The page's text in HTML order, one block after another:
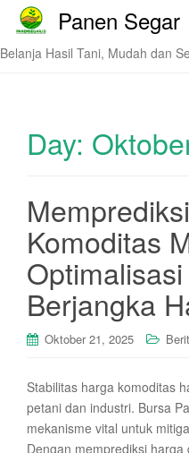
Panen Segar
Belanja Hasil Tani, Mudah dan
Day:
Komoditas
Berjangka
Oktober 21, 2025
Stabilitas harga komoditas
petani dan industri. Bursa
mekanisme vital untuk
Dengan memprediksi